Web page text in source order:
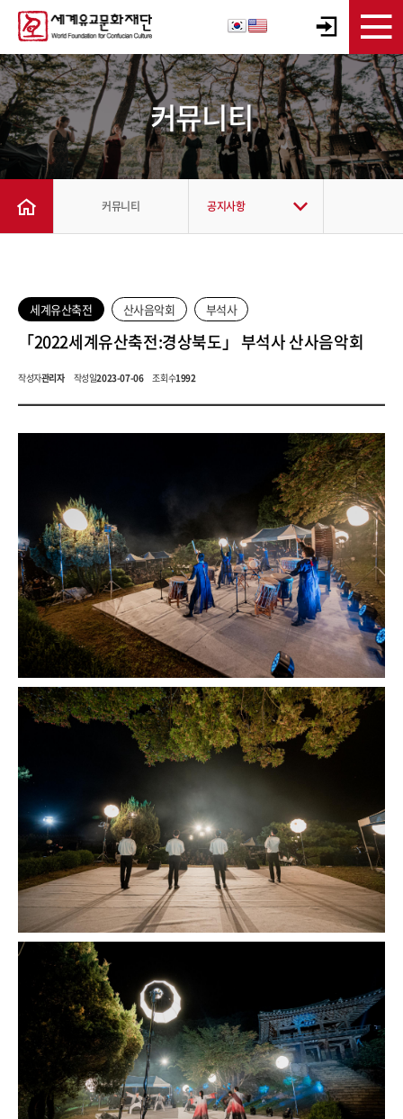
커뮤니티
커뮤니티 공지사항
세계유산축전 산사음악회 부석사
「2022세계유산축전:경상북도」 부석사 산사음악회
작성자관리자 작성일2023-07-06 조회수1992